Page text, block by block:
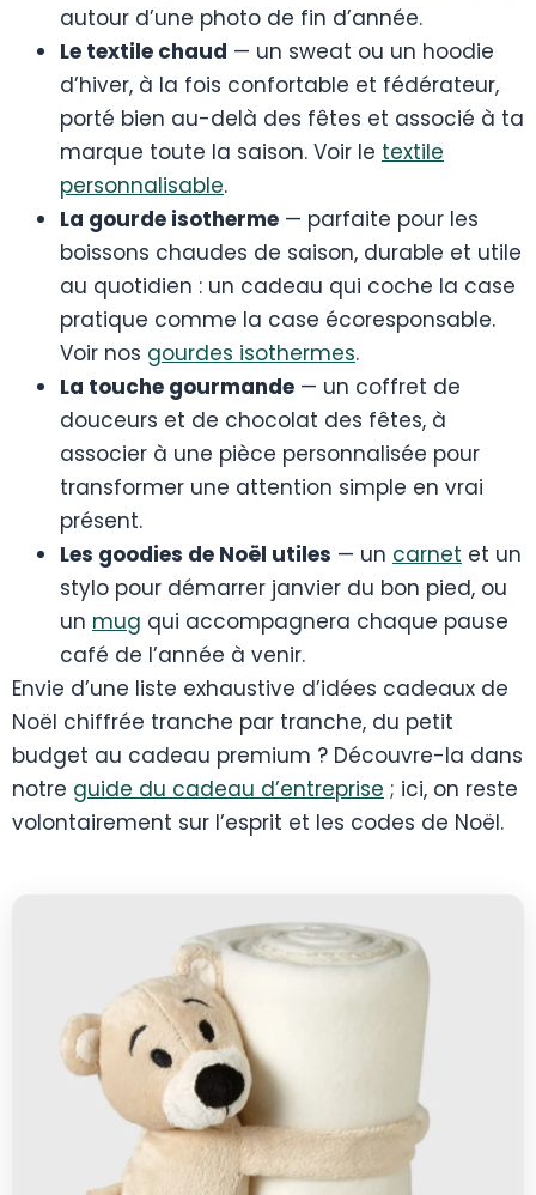
autour d’une photo de fin d’année.
Le textile chaud — un sweat ou un hoodie
d’hiver, à la fois confortable et fédérateur,
porté bien au-delà des fêtes et associé à ta
marque toute la saison. Voir le textile
personnalisable.
La gourde isotherme — parfaite pour les
boissons chaudes de saison, durable et utile
au quotidien : un cadeau qui coche la case
pratique comme la case écoresponsable.
Voir nos gourdes isothermes.
La touche gourmande — un coffret de
douceurs et de chocolat des fêtes, à
associer à une pièce personnalisée pour
transformer une attention simple en vrai
présent.
Les goodies de Noël utiles — un carnet et un
stylo pour démarrer janvier du bon pied, ou
un mug qui accompagnera chaque pause
café de l’année à venir.
Envie d’une liste exhaustive d’idées cadeaux de
Noël chiffrée tranche par tranche, du petit
budget au cadeau premium ? Découvre-la dans
notre guide du cadeau d’entreprise ; ici, on reste
volontairement sur l’esprit et les codes de Noël.